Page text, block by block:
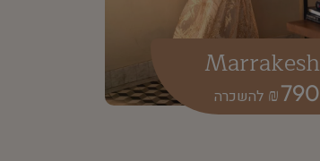
790
₪
Marrakesh